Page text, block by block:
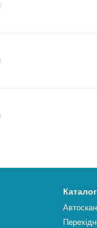
Каталог